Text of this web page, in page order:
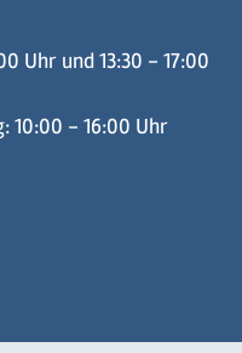
Uhr und 13:30 - 17:00
10:00 - 16:00 Uhr